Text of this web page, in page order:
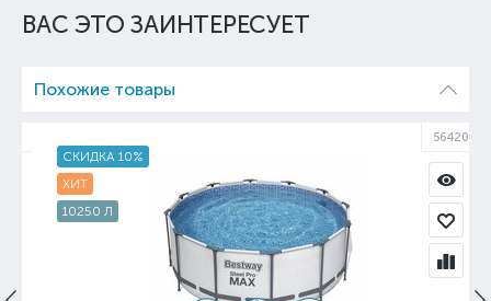
ВАС ЭТО ЗАИНТЕРЕСУЕТ
Похожие товары
СКИДКА 10%
ХИТ
10250 Л
56420